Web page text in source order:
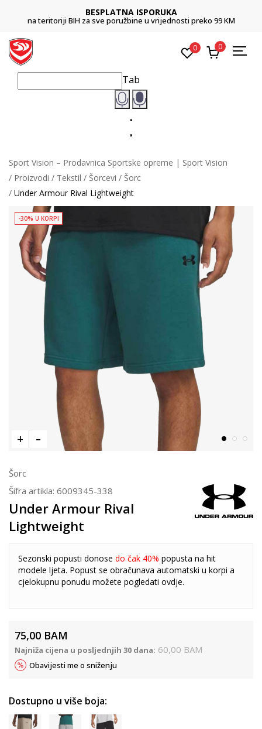
BESPLATNA ISPORUKA
na teritoriji BIH za sve poružbine u vrijednosti preko 99 KM
0 0
Tab
Sport Vision – Prodavnica Sportske opreme | Sport Vision
Proizvodi
Tekstil Šorcevi
Šorc
Under Armour Rival Lightweight
-30% U KORPI
Šorc
Šifra artikla: 6009345-338
Under Armour Rival
Lightweight
Sezonski popusti donose do čak 40% popusta na hit
modele ljeta. Popust se obračunava automatski u korpi a
cjelokupnu ponudu možete pogledati ovdje.
75,00 BAM
Najniža cijena u posljednjih 30 dana: 60,00 BAM
Obavijesti me o sniženju
Dostupno u više boja: